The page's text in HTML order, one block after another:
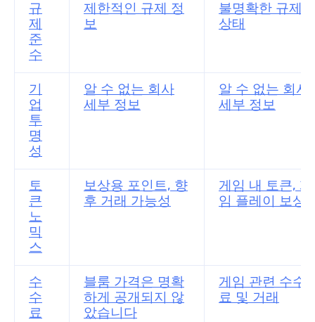
규
제
준
수
제한적인 규제 정
보
불명확한 규제
상태
기
업
투
명
성
알 수 없는 회사
세부 정보
알 수 없는 회사
세부 정보
토
큰
노
믹
스
보상용 포인트, 향
후 거래 가능성
게임 내 토큰, 게
임 플레이 보상
수
수
료
블룸 가격은 명확
하게 공개되지 않
았습니다
게임 관련 수수
료 및 거래